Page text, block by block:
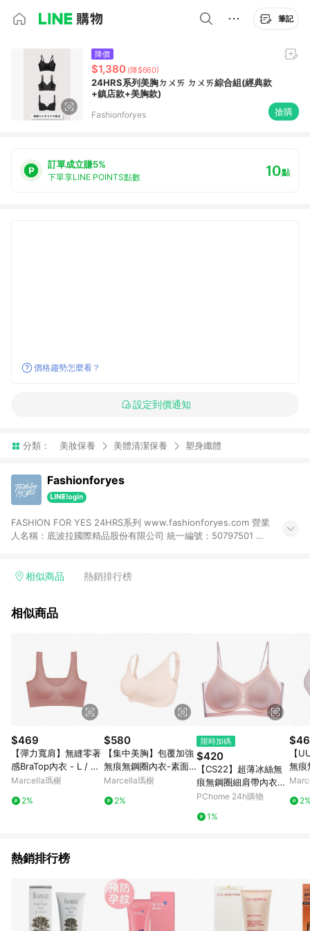
筆記
降價
$1,380 (降$660)
24HRS系列美胸ㄉㄨㄞ ㄉㄨㄞ綜合組(經典款
+鎮店款+美胸款)
Fashionforyes 搶購
訂單成立賺5%
下單享LINE POINTS點數 10點
價格趨勢怎麼看？
設定到價通知
分類： 美妝保養 美體清潔保養 塑身纖體
Fashionforyes
FASHION FOR YES 24HRS系列 www.fashionforyes.com 營業
人名稱：底波拉國際精品股份有限公司 統一編號：50797501 聯
相似商品 熱銷排行榜
相似商品
$469
【彈力寬肩】無縫零著
感BraTop內衣 - L / 燻
玫粉
Marcella瑪榭
2%
$580
【集中美胸】包覆加強
無痕無鋼圈內衣-素面 -
XL / 裸粉
Marcella瑪榭
2%
限時加碼
$420
【CS22】超薄冰絲無
痕無鋼圈細肩帶內衣M
-4XL(2件/入)
PChome 24h購物
1%
【
無痕
木槿
熱銷排行榜